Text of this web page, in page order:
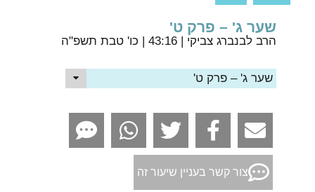
שער ג' – פרק ט'
הרב לבנברג צביקי | 43:16 | כו' טבת תשפ"ה
שער ג' – פרק ט'
צור קשר בעניין שיעור זה